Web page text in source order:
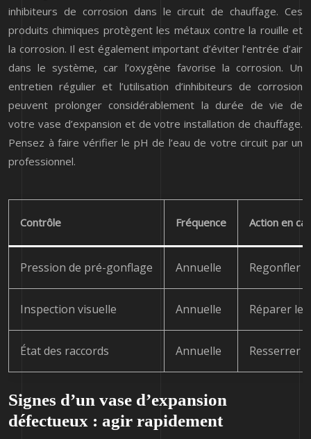
inhibiteurs de corrosion dans le circuit de chauffage. Ces
produits chimiques protègent les métaux contre la rouille et
la corrosion. Il est également important d’éviter l’entrée d’air
dans le système, car l’oxygène favorise la corrosion. Un
entretien régulier et l’utilisation d’inhibiteurs de corrosion
peuvent prolonger considérablement la durée de vie de
votre vase d’expansion et de votre installation de chauffage.
Pensez à faire vérifier le pH de l’eau de votre circuit par un
professionnel.
Contrôle Fréquence Action en
Pression de pré-gonflage Annuelle Regonfler
Inspection visuelle Annuelle Réparer
État des raccords Annuelle Resserrer
Signes d’un vase d’expansion
défectueux : agir rapidement